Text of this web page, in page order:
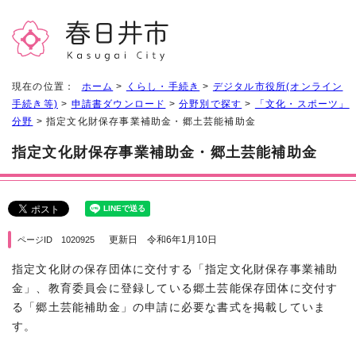
現在の位置： ホーム > くらし・手続き > デジタル市役所(オンライン
手続き等) > 申請書ダウンロード >分野別で探す >
「文化・スポーツ」
分野 > 指定文化財保存事業補助金・郷土芸能補助金
指定文化財保存事業補助金・郷土芸能補助金
ページID 1020925 更新日 令和6年1月10日
指定文化財の保存団体に交付する「指定文化財保存事業補助
金」、教育委員会に登録している郷土芸能保存団体に交付す
る「郷土芸能補助金」の申請に必要な書式を掲載していま
す。